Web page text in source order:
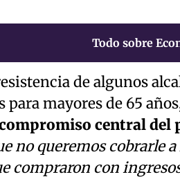
Todo sobre
de algunos
mayores de 65
central del
no queremos cobrarle
compraron con